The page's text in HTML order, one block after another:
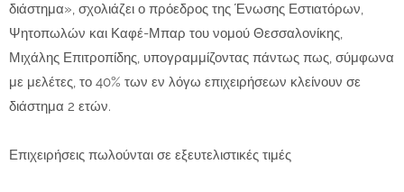
διάστημα», σχολιάζει ο πρόεδρος της Ένωσης Εστιατόρων,
Ψητοπωλών και Καφέ-Μπαρ του νομού Θεσσαλονίκης,
Μιχάλης Επιτροπίδης, υπογραμμίζοντας πάντως πως, σύμφωνα
με μελέτες, το 40% των εν λόγω επιχειρήσεων κλείνουν σε
διάστημα 2 ετών.
Επιχειρήσεις πωλούνται σε εξευτελιστικές τιμές